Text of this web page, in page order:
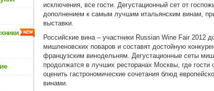
исключения, все гости. Дегустационный сет от
дополнением к самым лучшим итальянским винам,
выставки.
Российские вина – участники Russian Wine Fair 2012
мишленовских поваров и составят достойную
французским винодельням. Дегустационные сеты
продолжатся в лучших ресторанах Москвы, где гости
оценить гастрономические сочетания блюд
винами.